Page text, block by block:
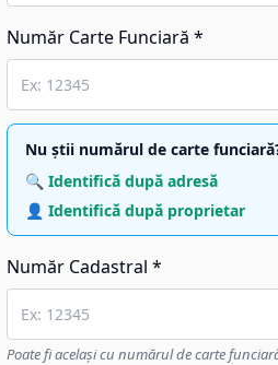
Număr Carte Funciară *
Nu știi numărul de carte
🔍 Identifică după adresă
👤 Identifică după proprietar
Număr Cadastral *
Poate fi același cu numărul de carte